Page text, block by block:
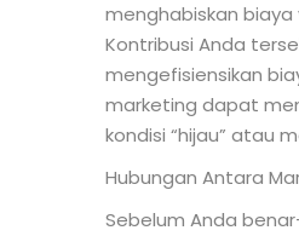
menghabiskan biaya
Kontribusi Anda
mengefisiensikan
marketing dapat
kondisi “hijau” atau
Hubungan Antara
Sebelum Anda